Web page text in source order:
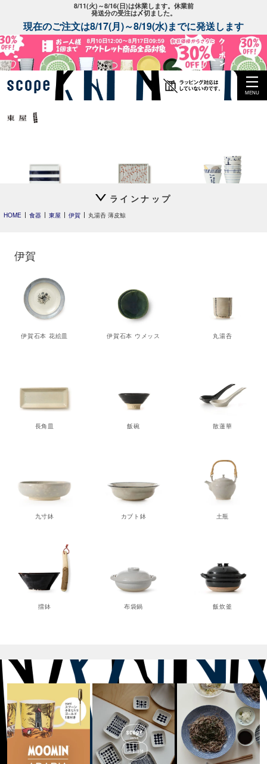
8/11(火)～8/16(日)は休業します。休業前
発送分の受注は〆切ました。
現在のご注文は8/17(月)～8/19(水)までに発送します
MENU
スキー01
平長 石本藤雄
干し柿・田田道・野道
猪口 蛇の目高台
立花文穂
立花文穂
長期欠品アイテム
以下のアイテムは入荷の目途が全く立たず長期欠品となっているアイテム
ラインナップ
HOME 食器 東屋 伊賀 丸湯呑 薄皮鯨
伊賀
伊賀石本 花絵皿 伊賀石本 ウメッス 丸湯呑
長角皿 飯碗 散蓮華
九寸鉢 カブト鉢 土瓶
擂鉢 布袋鍋 飯炊釜